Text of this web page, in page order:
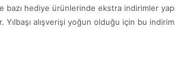
bazı hediye ürünlerinde ekstra indirimler
Yılbaşı alışverişi yoğun olduğu için bu